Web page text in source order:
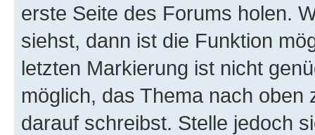
erste Seite des Forums holen.
siehst, dann ist die Funktion
letzten Markierung ist nicht
möglich, das Thema nach oben
darauf schreibst. Stelle jedoch